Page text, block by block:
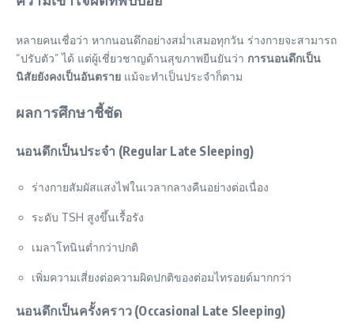
หลายคนเชื่อว่า หากนอนดึกอย่างสม่ำเสมอทุกวัน ร่างกายจะสามารถ
“ปรับตัว” ได้ แต่ผู้เชี่ยวชาญด้านสุขภาพยืนยันว่า การนอนดึกเป็น
นิสัยยังคงเป็นอันตราย แม้จะทำเป็นประจำก็ตาม
ผลการศึกษาชี้ชัด
นอนดึกเป็นประจำ (Regular Late Sleeping)
ร่างกายสัมผัสแสงไฟในเวลากลางคืนอย่างต่อเนื่อง
ระดับ TSH สูงขึ้นเรื้อรัง
เมลาโทนินต่ำกว่าปกติ
เพิ่มความเสี่ยงต่อความผิดปกติของต่อมไทรอยด์มากกว่า
นอนดึกเป็นครั้งคราว (Occasional Late Sleeping)